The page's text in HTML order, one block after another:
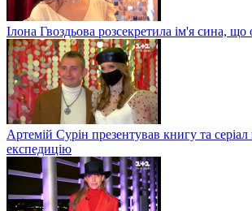
Ілона Гвоздьова розсекретила ім'я сина, що
Артемій Сурін презентував книгу та
експедицію